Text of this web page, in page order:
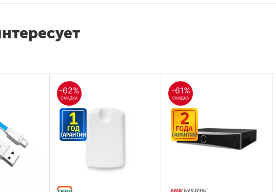
-62%
СКИДКА
-61%
СКИДКА